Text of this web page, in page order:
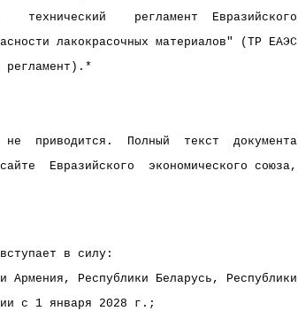
регламент  Евразийского
лакокрасочных материалов" (ТР ЕАЭС
регламент).*
приводится.  Полный  текст  документа
Евразийского  экономического союза,
в силу:
Республики Беларусь, Республики
с 1 января 2028 г.;